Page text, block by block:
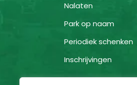
Nalaten
Park op naam
Periodiek schenken
Inschrijvingen